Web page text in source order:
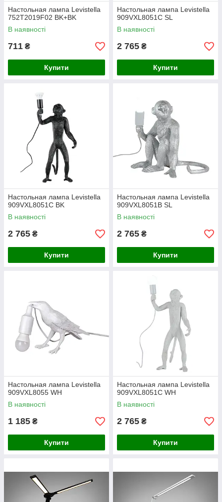
Настольная лампа Levistella
752T2019F02 BK+BK
В наявності
711 ₴
Купити
Настольная лампа Levistella
909VXL8051C SL
В наявності
2 765 ₴
Купити
Настольная лампа Levistella
909VXL8051C BK
В наявності
2 765 ₴
Купити
Настольная лампа Levistella
909VXL8051B SL
В наявності
2 765 ₴
Купити
Настольная лампа Levistella
909VXL8055 WH
В наявності
1 185 ₴
Купити
Настольная лампа Levistella
909VXL8051C WH
В наявності
2 765 ₴
Купити